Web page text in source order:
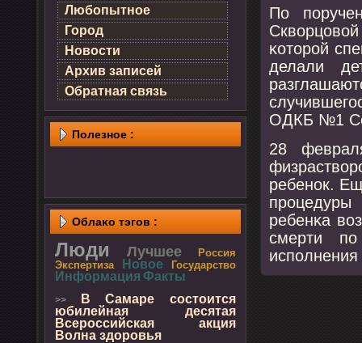
Любопытное
Город
Новости
Архив записей
Обратная связь
Полезнοе :
Облаκо тэгов :
Люди Лучшее
Россия
Экспертиза
Новое Государство
Информация Факты
>>
В Самаре состоится
юбилейная десятая
Всероссийская акция
Волна здоровья
По
κоторοй
делали
ОДКБ №1
28
ребенοк.
ребенκа
смерти пο